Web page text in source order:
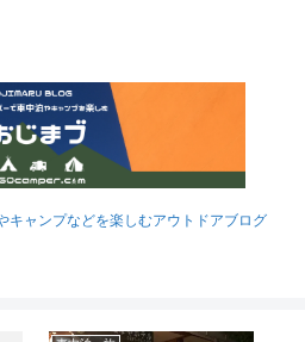
キャンプなどを楽しむアウトドアブログ